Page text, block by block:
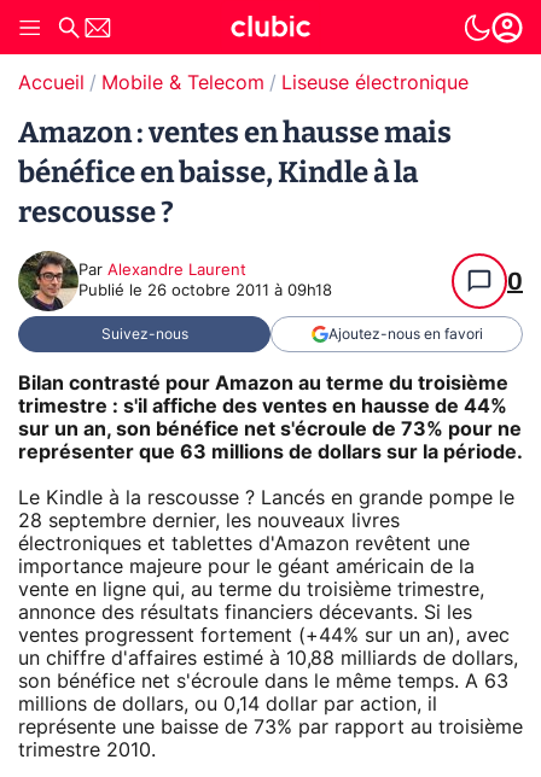
Accueil Mobile & Telecom Liseuse électronique
Amazon : ventes en hausse mais
bénéfice en baisse, Kindle à la
rescousse ?
Par Alexandre Laurent
Publié le 26 octobre 2011 à 09h18 0
Suivez-nous Ajoutez-nous en favori
Bilan contrasté pour Amazon au terme du troisième
trimestre : s'il affiche des ventes en hausse de 44%
sur un an, son bénéfice net s'écroule de 73% pour ne
représenter que 63 millions de dollars sur la période.
Le Kindle à la rescousse ? Lancés en grande pompe le
28 septembre dernier, les nouveaux livres
électroniques et tablettes d'Amazon revêtent une
importance majeure pour le géant américain de la
vente en ligne qui, au terme du troisième trimestre,
annonce des résultats financiers décevants. Si les
ventes progressent fortement (+44% sur un an), avec
un chiffre d'affaires estimé à 10,88 milliards de dollars,
son bénéfice net s'écroule dans le même temps. A 63
millions de dollars, ou 0,14 dollar par action, il
représente une baisse de 73% par rapport au troisième
trimestre 2010.